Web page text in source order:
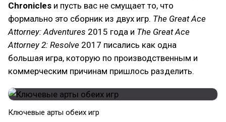
Chronicles и пусть вас не смущает то, что
формально это сборник из двух игр. The Great Ace
Attorney: Adventures 2015 года и The Great Ace
Attorney 2: Resolve 2017 писались как одна
большая игра, которую по производственным и
коммерческим причинам пришлось разделить.
Ключевые арты обеих игр